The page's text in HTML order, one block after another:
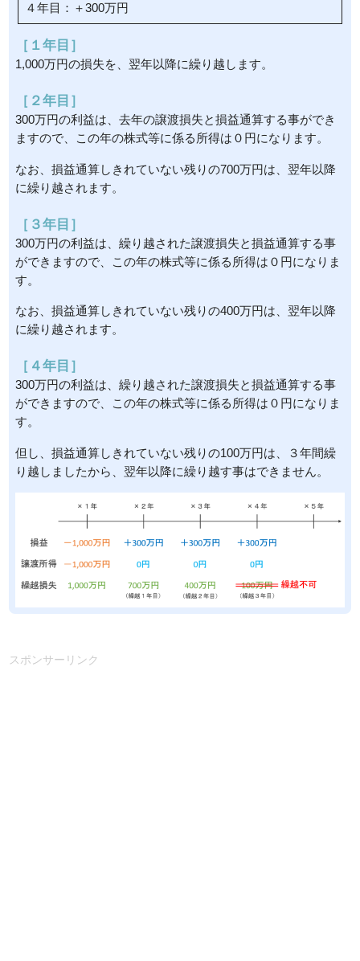
４年目：＋300万円
［１年目］
1,000万円の損失を、翌年以降に繰り越します。
［２年目］
300万円の利益は、去年の譲渡損失と損益通算する事ができ
ますので、この年の株式等に係る所得は０円になります。
なお、損益通算しきれていない残りの700万円は、翌年以降
に繰り越されます。
［３年目］
300万円の利益は、繰り越された譲渡損失と損益通算する事
ができますので、この年の株式等に係る所得は０円になりま
す。
なお、損益通算しきれていない残りの400万円は、翌年以降
に繰り越されます。
［４年目］
300万円の利益は、繰り越された譲渡損失と損益通算する事
ができますので、この年の株式等に係る所得は０円になりま
す。
但し、損益通算しきれていない残りの100万円は、３年間繰
り越しましたから、翌年以降に繰り越す事はできません。
スポンサーリンク